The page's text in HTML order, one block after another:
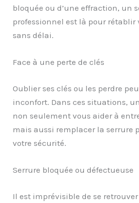
bloquée ou d’une effraction, un
professionnel est là pour rétablir
sans délai.
Face à une perte de clés
Oublier ses clés ou les perdre
inconfort. Dans ces situations,
non seulement vous aider à
mais aussi remplacer la serrure
votre sécurité.
Serrure bloquée ou défectueuse
Il est imprévisible de se